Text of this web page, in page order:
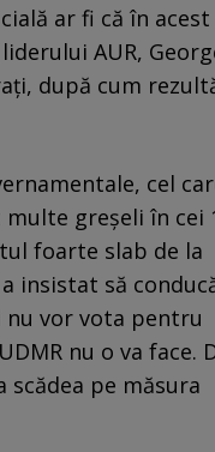
ar fi că în
AUR,
după cum
cel
greșeli în cei
foarte slab de la
insistat să
vor vota pentru
nu o va face.
pe măsura